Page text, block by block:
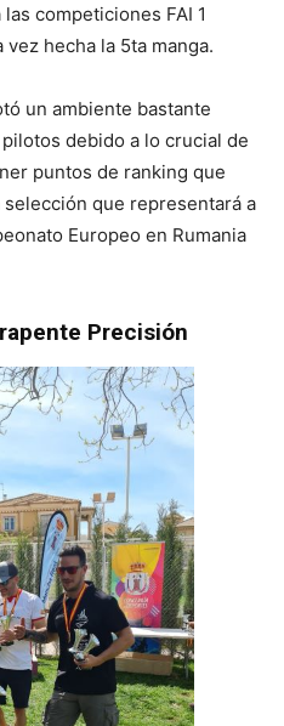
competiciones FAI 1
hecha la 5ta manga.
un ambiente bastante
debido a lo crucial de
puntos de ranking que
que representará a
Europeo en Rumania
Precisión